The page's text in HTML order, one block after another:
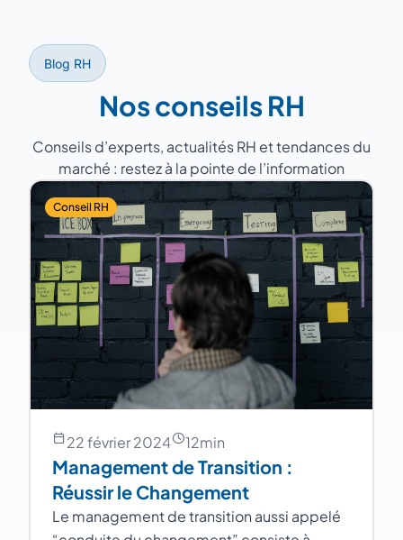
Blog RH
Nos conseils RH
Conseils d’experts, actualités RH et tendances du
marché : restez à la pointe de l’information
Conseil RH
22 février 2024 12min
Management de Transition :
Réussir le Changement
Le management de transition aussi appelé